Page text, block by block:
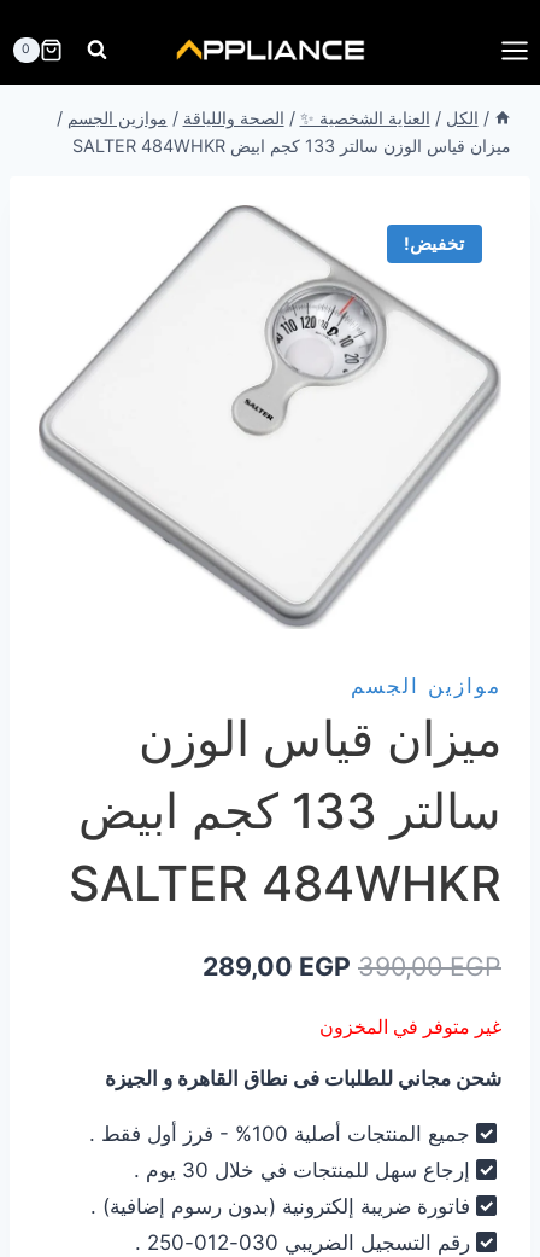
إلى
المحتوى
0
/ الكل / العناية الشخصية ✨ / الصحة واللياقة / موازين الجسم /
ميزان قياس الوزن سالتر 133 كجم ابيض SALTER 484WHKR
تخفيض!
موازين الجسم
ميزان قياس الوزن
سالتر 133 كجم ابيض
SALTER 484WHKR
390,00EGP
السعر
هو:
390,00 EGP.
289,00 EGP
289,00 EGP.
غير متوفر في المخزون
شحن مجاني للطلبات فى نطاق القاهرة و الجيزة
جميع المنتجات أصلية 100% - فرز أول فقط .
إرجاع سهل للمنتجات في خلال 30 يوم .
فاتورة ضريبة إلكترونية (بدون رسوم إضافية) .
رقم التسجيل الضريبي 030-012-250 .